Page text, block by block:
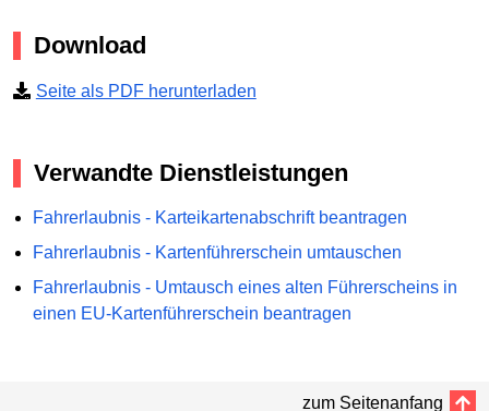
Download
Seite als PDF herunterladen
Verwandte Dienstleistungen
Fahrerlaubnis - Karteikartenabschrift beantragen
Fahrerlaubnis - Kartenführerschein umtauschen
Fahrerlaubnis - Umtausch eines alten Führerscheins in
einen EU-Kartenführerschein beantragen
zum Seitenanfang